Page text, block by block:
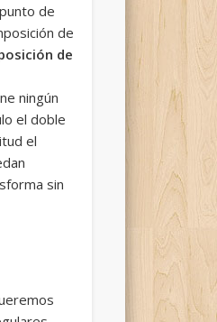
de
de
de
ningún
el doble
el
sin